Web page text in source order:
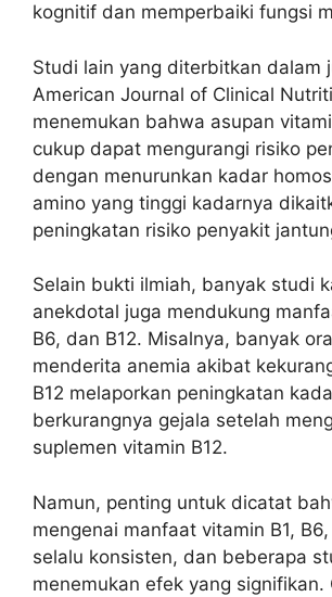
kognitif dan memperbaiki fungsi
Studi lain yang diterbitkan dalam
American Journal of Clinical
menemukan bahwa asupan
cukup dapat mengurangi risiko
dengan menurunkan kadar
amino yang tinggi kadarnya
peningkatan risiko penyakit
Selain bukti ilmiah, banyak studi
anekdotal juga mendukung
B6, dan B12. Misalnya, banyak
menderita anemia akibat
B12 melaporkan peningkatan
berkurangnya gejala setelah
suplemen vitamin B12.
Namun, penting untuk dicatat
mengenai manfaat vitamin B1,
selalu konsisten, dan beberapa
menemukan efek yang signifikan.